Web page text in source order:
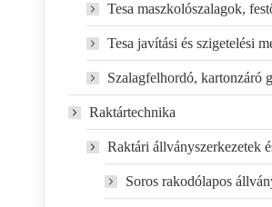
Tesa maszkolószalagok,
Tesa javítási és szigetelési
Szalagfelhordó, kartonzáró
Raktártechnika
Raktári állványszerkezetek
Soros rakodólapos